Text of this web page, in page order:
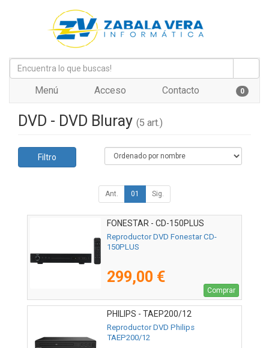
Menú Acceso Contacto 0
DVD - DVD Bluray (5 art.)
Filtro
Ant. 01 Sig.
FONESTAR - CD-150PLUS
Reproductor DVD Fonestar CD-
150PLUS
299,00 €
Comprar
PHILIPS - TAEP200/12
Reproductor DVD Philips
TAEP200/12